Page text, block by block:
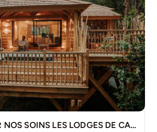
VENDU PAR NOS SOINS LES LODGES DE CALVIAC